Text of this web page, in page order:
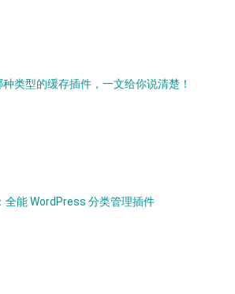
类型的缓存插件，一文给你说清楚！
全能 WordPress 分类管理插件